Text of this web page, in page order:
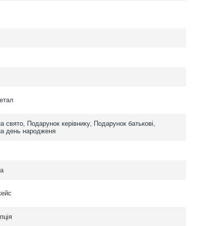
свято, Подарунок керівнику, Подарунок батькові,
день народженя